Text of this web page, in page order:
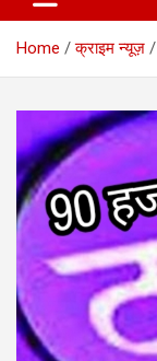
Home क्राइम न्यूज़